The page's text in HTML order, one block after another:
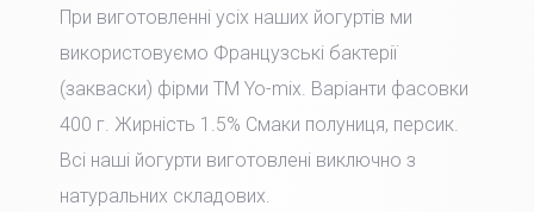
При виготовленні усіх наших йогуртів ми
використовуємо Французські бактерії
(закваски) фірми TM Yo-mix. Варіанти фасовки
400 г. Жирність 1.5% Смаки полуниця, персик.
Всі наші йогурти виготовлені виключно з
натуральних складових.